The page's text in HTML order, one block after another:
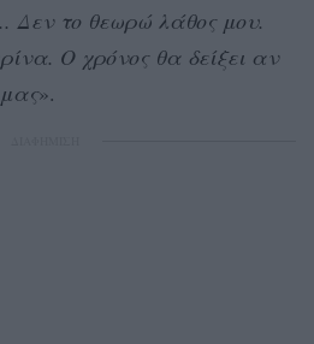
Δεν το θεωρώ λάθος μου.
Ο χρόνος θα δείξει αν
».